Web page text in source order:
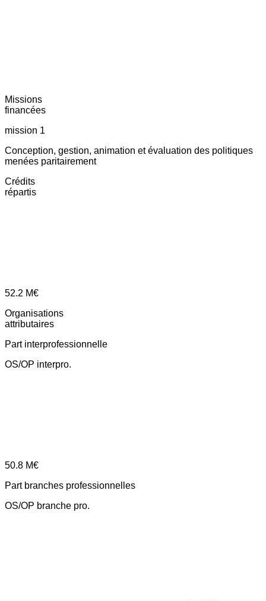
Missions
financées
mission 1
Conception, gestion, animation et évaluation des politiques
menées paritairement
Crédits
répartis
52.2 M€
Organisations
attributaires
Part interprofessionnelle
OS/OP interpro.
50.8 M€
Part branches professionnelles
OS/OP branche pro.